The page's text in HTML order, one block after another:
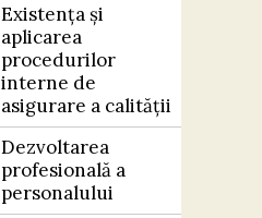
Existența și
aplicarea
procedurilor
interne de
asigurare a calității
Dezvoltarea
profesională a
personalului